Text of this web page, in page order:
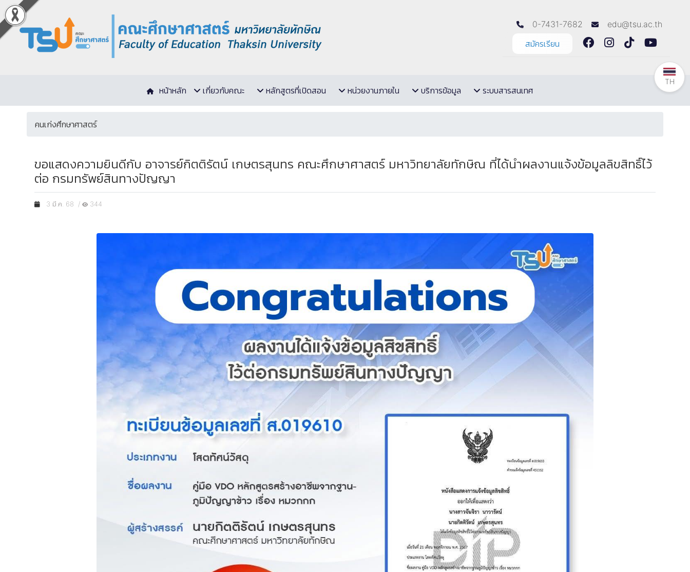
0-7431-7682
edu@tsu.ac.th
สมัครเรียน
หน้าหลัก เกี่ยวกับคณะ หลักสูตรที่เปิดสอน หน่วยงานภายใน บริการข้อมูล ระบบสารสนเทศ
คนเก่งศึกษาศาสตร์
ขอแสดงความยินดีกับ อาจารย์กิตติรัตน์ เกษตรสุนทร คณะศึกษาศาสตร์ มหาวิทยาลัยทักษิณ ที่ได้นำผลงานแจ้งข้อมูลลิขสิทธิ์ไว้
ต่อ กรมทรัพย์สินทางปัญญา
3 มี.ค. 68 / 344
TH